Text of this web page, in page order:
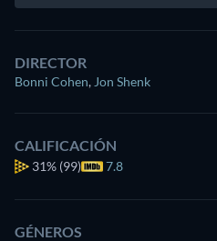
DIRECTOR
Bonni Cohen, Jon Shenk
CALIFICACIÓN
31% (99) 7.8
GÉNEROS